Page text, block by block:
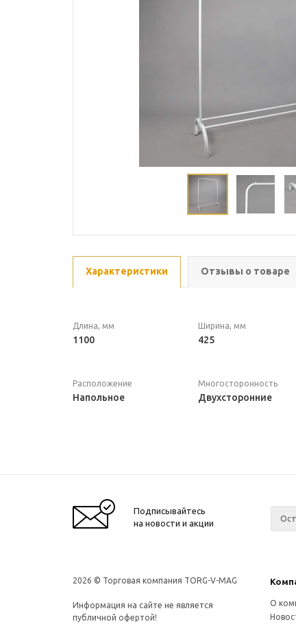
Характеристики Отзывы о товаре
Длина, мм
1100
Ширина, мм
425
Расположение
Напольное
Многосторонность
Двухсторонние
Подписывайтесь
на новости и акции
2026 © Торговая компания TORG-V-MAG
Информация на сайте не является
публичной офертой!
О